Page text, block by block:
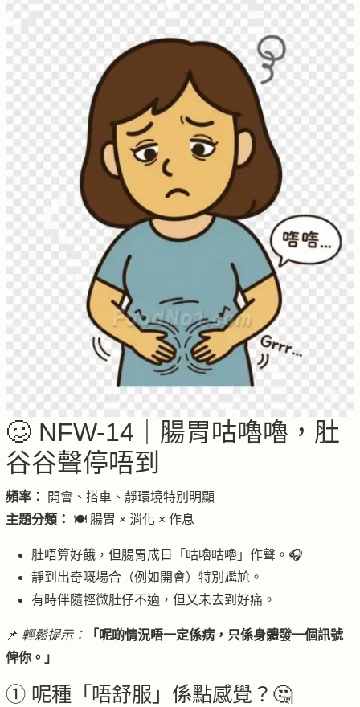
🥴 NFW-14｜腸胃咕嚕嚕，肚
谷谷聲停唔到
頻率：
開會、搭車、靜環境特別明顯
主題分類：
🍽 腸胃 × 消化 × 作息
肚唔算好餓，但腸胃成日「咕嚕咕嚕」作聲。🎧
靜到出奇嘅場合（例如開會）特別尷尬。
有時伴隨輕微肚仔不適，但又未去到好痛。
📌 輕鬆提示：
「呢啲情況唔一定係病，只係身體發一個訊號
俾你。」
① 呢種「唔舒服」係點感覺？🤔